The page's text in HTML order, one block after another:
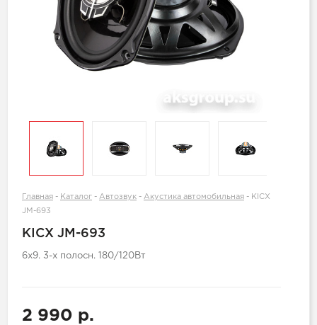
Главная - Каталог - Автозвук - Акустика автомобильная - KICX
JM-693
KICX JM-693
6x9. 3-х полосн. 180/120Вт
2 990 р.